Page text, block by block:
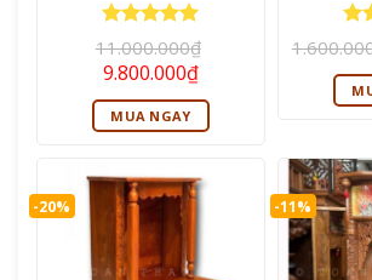
Được xếp
hạng55
sao
11.000.000₫
Giá
gốc
là:
11.000.000₫.
9.800.000₫Giá
tại
là:
9.800.000₫.
MUA NGAY
sao
-20% -11%